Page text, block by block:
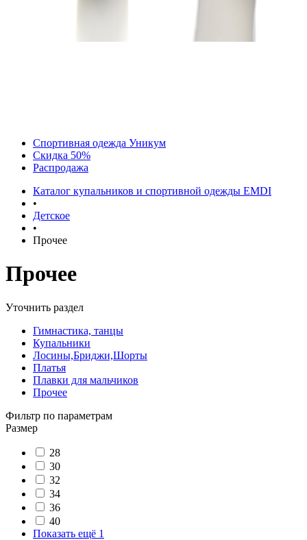
Спортивная одежда Уникум
Скидка 50%
Распродажа
Каталог купальников и спортивной одежды EMDI
•
Детское
•
Прочее
Прочее
Уточнить раздел
Гимнастика, танцы
Купальники
Лосины,Бриджи,Шорты
Платья
Плавки для мальчиков
Прочее
Фильтр по параметрам
Размер
28
30
32
34
36
40
Показать ещё 1